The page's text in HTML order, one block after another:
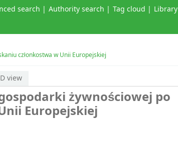
search Authority search Tag cloud Library
członkostwa w Unii Europejskiej
view
żywnościowej po
Europejskiej